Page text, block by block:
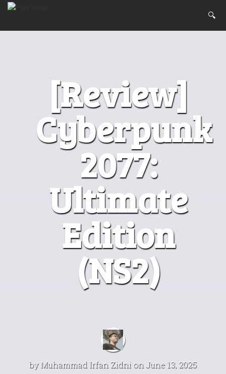
[Review]
Cyberpunk
2077:
Ultimate
Edition
(NS2)
byMuhammad Irfan Zidni on June 13, 2025